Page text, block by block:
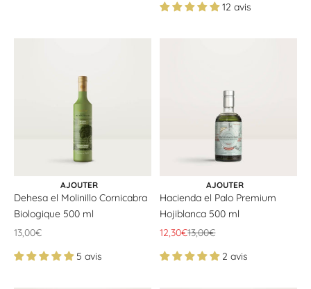
12 avis
CHOISIR LES OPTIONS
AJOUTER
Dehesa el Molinillo Cornicabra
Biologique 500 ml
Offrir un prix
13,00€
5 avis
CHOISIR LES OPTIONS
AJOUTER
Hacienda el Palo Premium
Hojiblanca 500 ml
Offrir un prix
12,30€Prix ​​normal
13,00€
2 avis